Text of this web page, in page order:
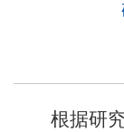
根据研